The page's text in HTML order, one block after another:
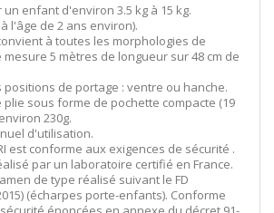
un enfant d'environ 3.5 kg à 15 kg.
l'âge de 2 ans environ).
à toutes les morphologies de
5 mètres de longueur sur 48 cm de
positions de portage : ventre ou hanche.
plie sous forme de pochette compacte (19
230g.
d'utilisation.
est conforme aux exigences de sécurité .
par un laboratoire certifié en France.
de type réalisé suivant le FD
(écharpes porte-enfants). Conforme